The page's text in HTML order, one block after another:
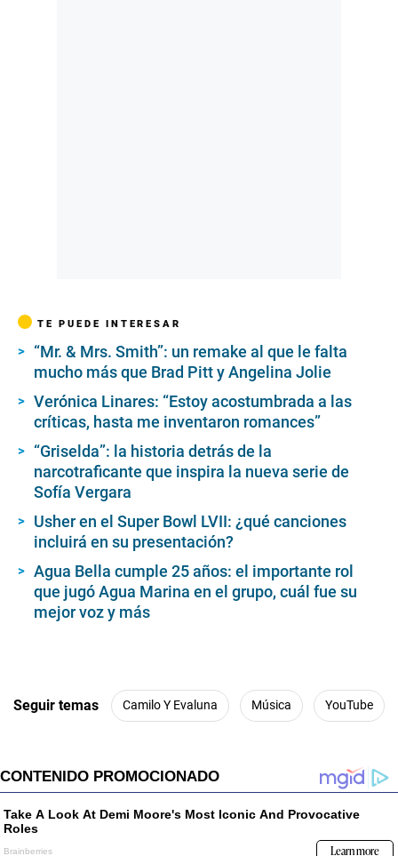
TE PUEDE INTERESAR
“Mr. & Mrs. Smith”: un remake al que le falta
mucho más que Brad Pitt y Angelina Jolie
Verónica Linares: “Estoy acostumbrada a las
críticas, hasta me inventaron romances”
“Griselda”: la historia detrás de la
narcotraficante que inspira la nueva serie de
Sofía Vergara
Usher en el Super Bowl LVII: ¿qué canciones
incluirá en su presentación?
Agua Bella cumple 25 años: el importante rol
que jugó Agua Marina en el grupo, cuál fue su
mejor voz y más
Seguir temas Camilo Y Evaluna Música YouTube